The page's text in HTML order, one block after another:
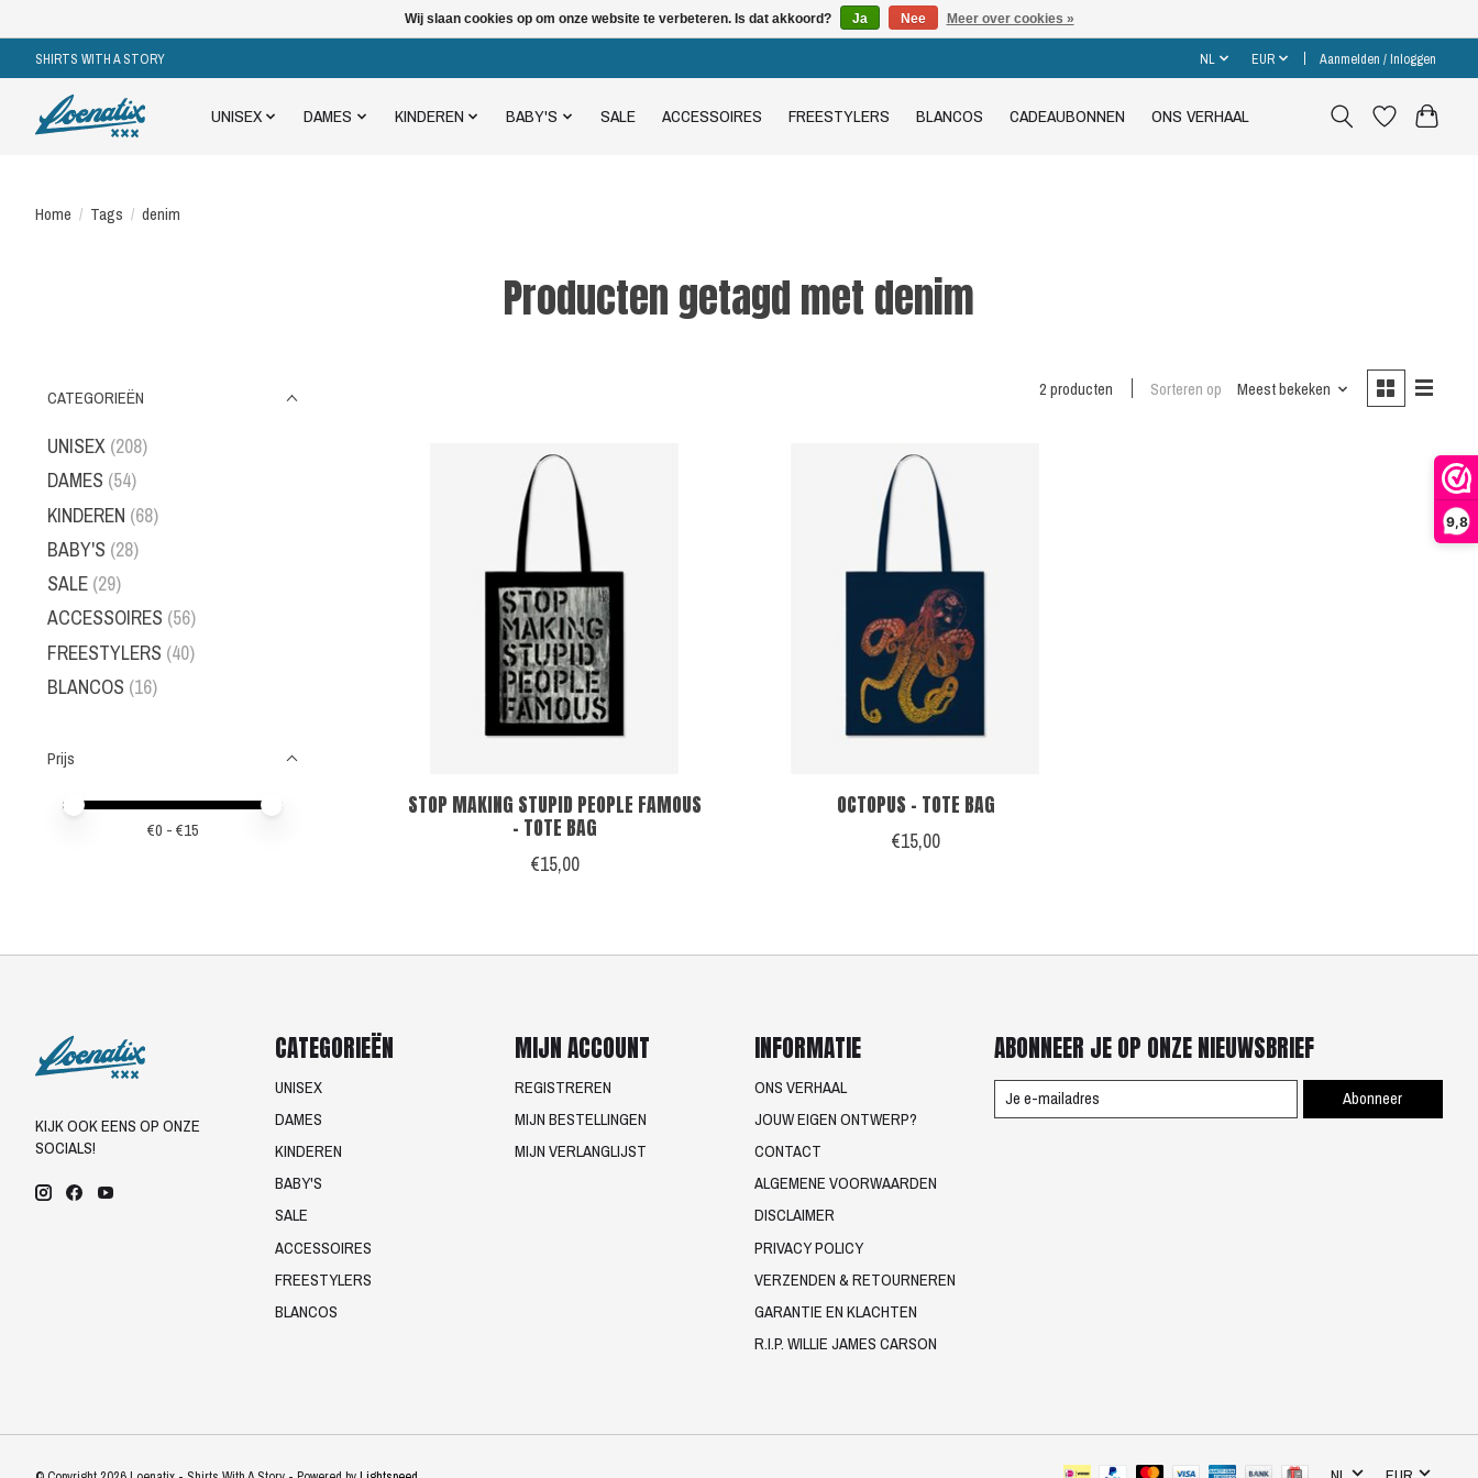
9,8
SHIRTS WITH A STORY NL EUR Aanmelden / Inloggen
UNISEX DAMES KINDEREN BABY'S SALE ACCESSOIRES FREESTYLERS BLANCOS CADEAUBONNEN ONS VERHAAL
Home / Tags / denim
Producten getagd met denim
CATEGORIEËN
UNISEX (208)
DAMES (54)
KINDEREN (68)
BABY'S (28)
SALE (29)
ACCESSOIRES (56)
FREESTYLERS (40)
BLANCOS (16)
Prijs
Minimale prijswaarde
Price maximum value
€0 - €15
2 producten Sorteren op Meest bekeken
STOP MAKING STUPID PEOPLE FAMOUS
- TOTE BAG
€15,00
OCTOPUS - TOTE BAG
€15,00
KIJK OOK EENS OP ONZE
SOCIALS!
CATEGORIEËN
UNISEX
DAMES
KINDEREN
BABY'S
SALE
ACCESSOIRES
FREESTYLERS
BLANCOS
MIJN ACCOUNT
REGISTREREN
MIJN BESTELLINGEN
MIJN VERLANGLIJST
INFORMATIE
ONS VERHAAL
JOUW EIGEN ONTWERP?
CONTACT
ALGEMENE VOORWAARDEN
DISCLAIMER
PRIVACY POLICY
VERZENDEN & RETOURNEREN
GARANTIE EN KLACHTEN
R.I.P. WILLIE JAMES CARSON
ABONNEER JE OP ONZE NIEUWSBRIEF
Abonneer
Wij slaan cookies op om onze website te verbeteren. Is dat akkoord? Ja Nee Meer over cookies »